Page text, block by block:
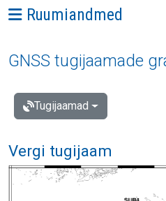
Ava menüü:
Ruumiandmed
GNSS tugijaamade
Tugijaamad
Vergi tugijaam